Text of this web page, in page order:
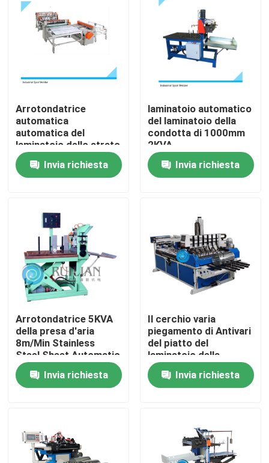
Casa
Chi siamo
Prodotti
Macchina della saldatura continua di resistenza
Macchina diritta della saldatura continua
Macchina laterale della saldatura continua
Macchina lunga della saldatura continua
attrezzatura della saldatura continua
Arrotondatrice
automatica
automatica del
laminatoio dello strato
di acciaio inossidabile
2KVA Invia richiesta
laminatoio automatico
del laminatoio della
condotta di 1000mm
2KVA
Invia richiesta
Arrotondatrice 5KVA
della presa d'aria
8m/Min Stainless
Steel Sheet Automatic
Invia richiesta
Il cerchio varia
piegamento di Antivari
del piatto del
laminatoio della
condotta del OD 250-
1000mmInvia richiesta